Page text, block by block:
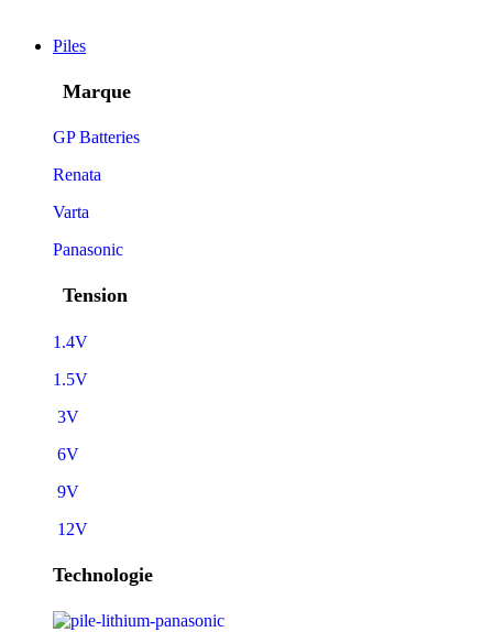
Piles
Marque
GP Batteries
Renata
Varta
Panasonic
Tension
1.4V
1.5V
3V
6V
9V
12V
Technologie